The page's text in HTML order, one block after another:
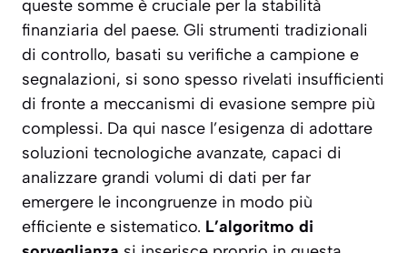
queste somme è cruciale per la stabilità
finanziaria del paese. Gli strumenti tradizionali
di controllo, basati su verifiche a campione e
segnalazioni, si sono spesso rivelati insufficienti
di fronte a meccanismi di evasione sempre più
complessi. Da qui nasce l’esigenza di adottare
soluzioni tecnologiche avanzate, capaci di
analizzare grandi volumi di dati per far
emergere le incongruenze in modo più
efficiente e sistematico. L’algoritmo di